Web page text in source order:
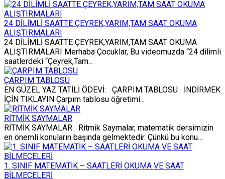
24 DİLİMLİ SAATTE ÇEYREK,YARIM,TAM SAAT OKUMA
ALIŞTIRMALARI
24 DİLİMLİ SAATTE ÇEYREK,YARIM,TAM SAAT OKUMA
ALIŞTIRMALARI Merhaba Çocuklar, Bu videomuzda “24 dilimli
saatlerdeki “Çeyrek,Tam...
ÇARPIM TABLOSU
EN GÜZEL YAZ TATİLİ ÖDEVİ: ÇARPIM TABLOSU İNDİRMEK
İÇİN TIKLAYIN Çarpım tablosu öğretimi...
RİTMİK SAYMALAR
RİTMİK SAYMALAR Ritmik Saymalar, matematik dersimizin
en önemli konuların başında gelmektedir. Çünkü bu konu...
1. SINIF MATEMATİK – SAATLERİ OKUMA VE SAAT
BİLMECELERİ